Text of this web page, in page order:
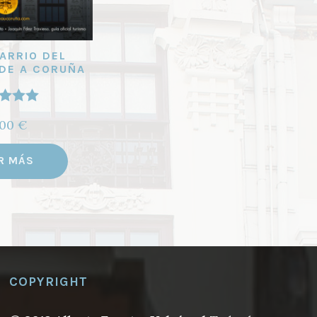
DEL
A CORUÑA
5
€
MÁS
COPYRIGHT